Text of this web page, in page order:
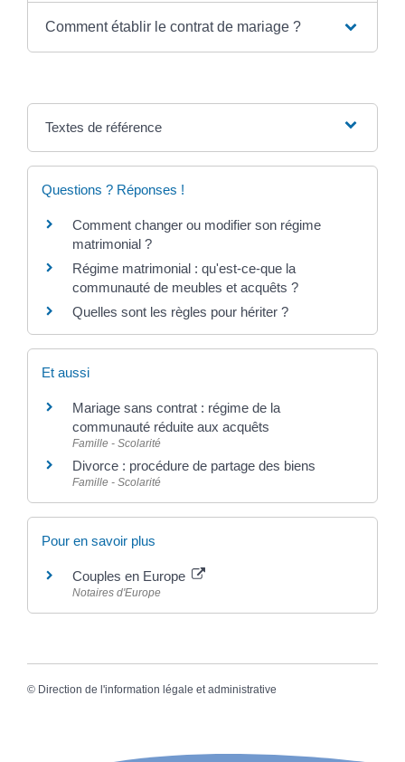
Comment établir le contrat de mariage ?
Textes de référence
Questions ? Réponses !
Comment changer ou modifier son régime
matrimonial ?
Régime matrimonial : qu'est-ce-que la
communauté de meubles et acquêts ?
Quelles sont les règles pour hériter ?
Et aussi
Mariage sans contrat : régime de la
communauté réduite aux acquêts
Famille - Scolarité
Divorce : procédure de partage des biens
Famille - Scolarité
Pour en savoir plus
Couples en Europe
Notaires d'Europe
© Direction de l'information légale et administrative